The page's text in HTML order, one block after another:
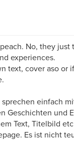
No, they
experiences.
text, cover aso or
einfach
Geschichten und
Text, Titelbild
Es ist nicht